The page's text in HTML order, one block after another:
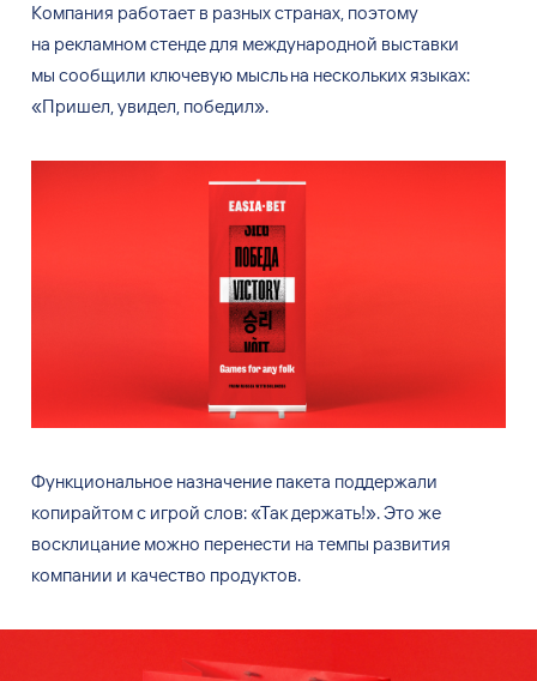
Компания работает в разных странах, поэтому
на рекламном стенде для международной выставки
мы сообщили ключевую мысль на нескольких языках:
«Пришел, увидел, победил».
Функциональное назначение пакета поддержали
копирайтом с игрой слов: «Так держать!». Это же
восклицание можно перенести на темпы развития
компании и качество продуктов.